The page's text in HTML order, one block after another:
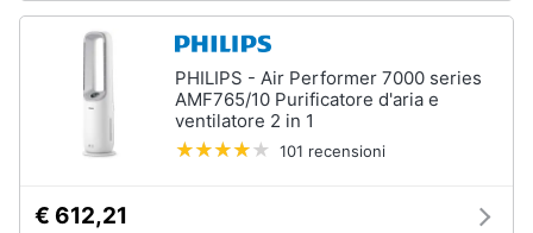
PHILIPS - Air Performer 7000 series
AMF765/10 Purificatore d'aria e
ventilatore 2 in 1
101 recensioni
€ 612,21